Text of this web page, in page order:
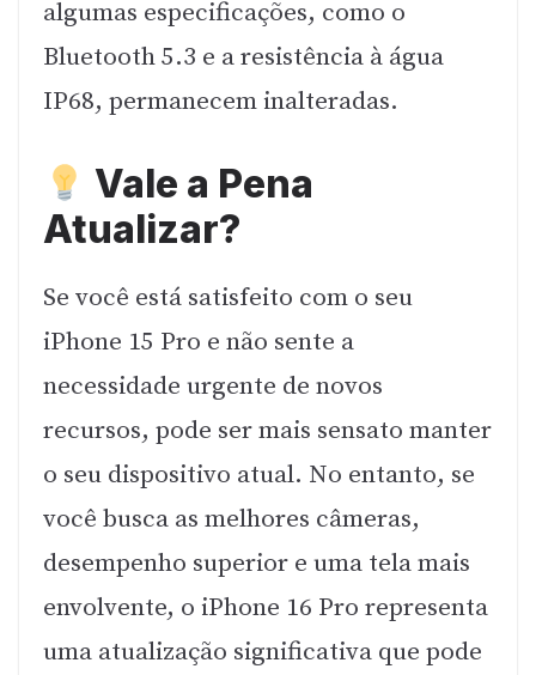
algumas especificações, como o
Bluetooth 5.3 e a resistência à água
IP68, permanecem inalteradas.
Vale a Pena
Atualizar?
Se você está satisfeito com o seu
iPhone 15 Pro e não sente a
necessidade urgente de novos
recursos, pode ser mais sensato manter
o seu dispositivo atual. No entanto, se
você busca as melhores câmeras,
desempenho superior e uma tela mais
envolvente, o iPhone 16 Pro representa
uma atualização significativa que pode